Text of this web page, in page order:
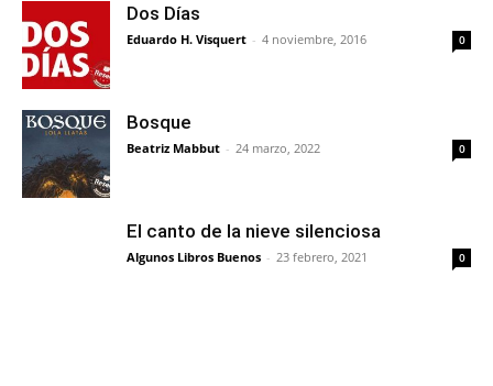
Dos Días
Eduardo H. Visquert - 4 noviembre, 2016 0
Bosque
Beatriz Mabbut - 24 marzo, 2022 0
El canto de la nieve silenciosa
Algunos Libros Buenos - 23 febrero, 2021 0